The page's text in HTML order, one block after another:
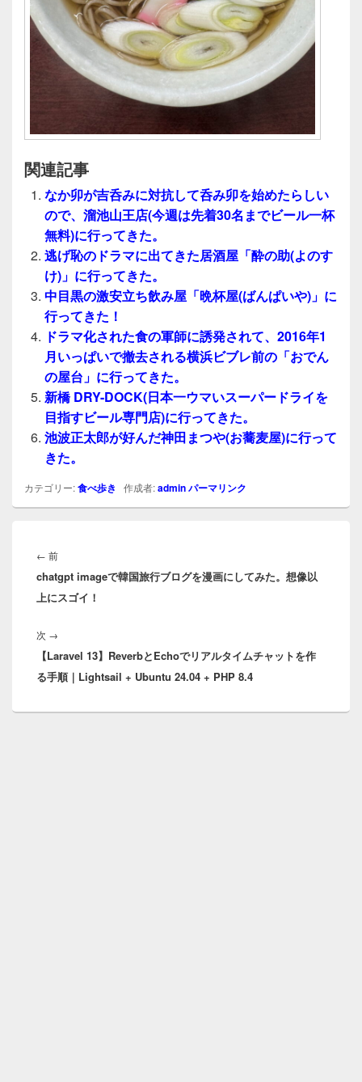
関連記事
なか卯が吉呑みに対抗して呑み卯を始めたらしい
ので、溜池山王店(今週は先着30名までビール一杯
無料)に行ってきた。
逃げ恥のドラマに出てきた居酒屋「酔の助(よのす
け)」に行ってきた。
中目黒の激安立ち飲み屋「晩杯屋(ばんぱいや)」に
行ってきた！
ドラマ化された食の軍師に誘発されて、2016年1
月いっぱいで撤去される横浜ビブレ前の「おでん
の屋台」に行ってきた。
新橋 DRY-DOCK(日本一ウマいスーパードライを
目指すビール専門店)に行ってきた。
池波正太郎が好んだ神田まつや(お蕎麦屋)に行って
きた。
カテゴリー:食べ歩き 作成者:adminパーマリンク
稿
ナ
ビ
ゲ
シ
ョ
ン
← 前前
の
投
chatgpt imageで韓国旅行ブログを漫画にしてみた。想像以
上にスゴイ！
次 →
の
投
【Laravel 13】ReverbとEchoでリアルタイムチャットを作
る手順｜Lightsail + Ubuntu 24.04 + PHP 8.4